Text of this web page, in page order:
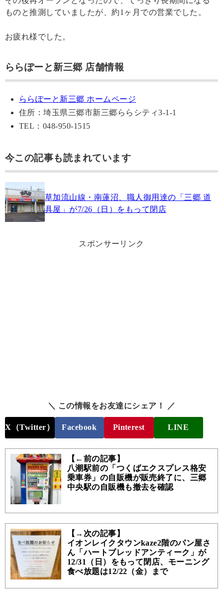
ものと推測していましたが、約1ヶ月での営業でした。
お疲れ様でした。
ららぽーと新三郷 店舗情報
ららぽーと新三郷 ホームページ
住所：埼玉県三郷市新三郷ららシティ3-1-1
TEL：048-950-1515
今この記事も読まれています
草加流山線・南蓮沼、職人御用達の「三郷 道
具屋」が7/26（日）をもって閉店
スポンサーリンク
＼ この情報をお友達にシェア！ ／
X（Twitter） Facebook Pinterest LINE
【←前の記事】
八潮駅前の「つくばエクスプレス格安
乗車券」の自販機が販売終了に、三郷
中央駅の自販機も撤去を確認
【→次の記事】
イオンレイクタウンkaze2階のパン屋さ
ん「ハートブレッドアンティーク」が
12/31（日）をもって閉店、モーニング
食べ放題は12/22（金）まで